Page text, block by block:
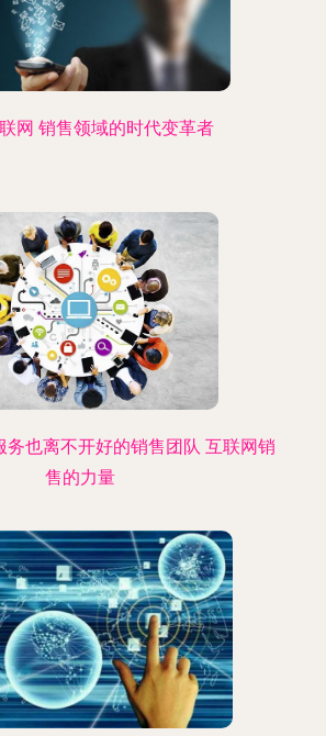
网 销售领域的时代变革者
务也离不开好的销售团队 互联网销
售的力量